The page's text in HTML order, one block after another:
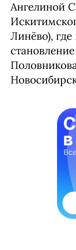
Ангелиной
Линёво),